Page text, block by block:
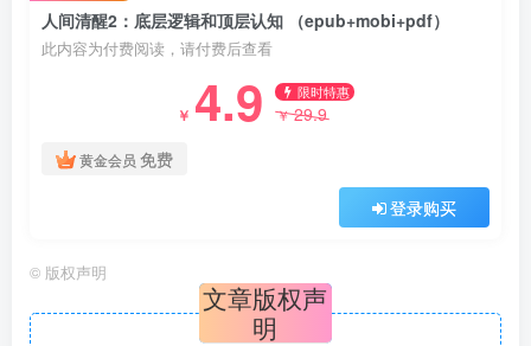
人间清醒2：底层逻辑和顶层认知 （epub+mobi+pdf）
此内容为付费阅读，请付费后查看
￥ 4.9 限时特惠
￥29.9
黄金会员 免费
登录购买
© 版权声明
文章版权声
明